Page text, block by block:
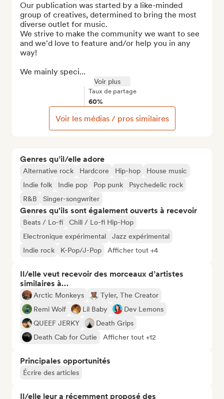
Genres qu’il/elle adore
Alternative rock Hardcore Hip-hop
House music
Indie folk
Indie pop Pop punk
Psychedelic rock
R&B
Singer-songwriter
Genres qu'ils sont également ouverts à recevoir
Beats / Lo-fi
Chill / Lo-fi Hip-Hop
Electronique expérimental
Jazz expérimental
Indie rock
K-Pop/J-Pop Afficher tout +4
Il/elle veut recevoir des morceaux d’artistes
similaires à…
Arctic Monkeys
Tyler, The Creator
Remi Wolf
Lil Baby
Dev Lemons
QUEEF JERKY
Death Grips
Death Cab for Cutie
Afficher tout +12
Principales opportunités
Écrire des articles
Il/elle leur a récemment proposé des
Our publication was started by a like-minded
group of creatives, determined to bring the most
diverse outlet for music.
We strive to make the community we want to see
and we'd love to feature and/or help you in any
way!
We mainly speci...
Voir plus
Taux de partage
60%
Voir les médias / pros similaires